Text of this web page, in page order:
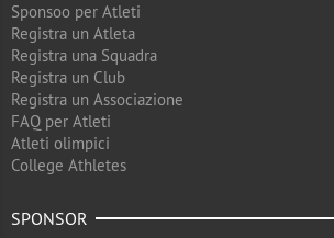
Sponsoo per Atleti
Registra un Atleta
Registra una Squadra
Registra un Club
Registra un Associazione
FAQ per Atleti
Atleti olimpici
College Athletes
SPONSOR